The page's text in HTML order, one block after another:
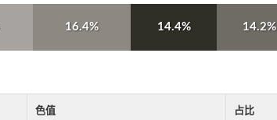
16.4% 14.4% 14.2%
色值 占比